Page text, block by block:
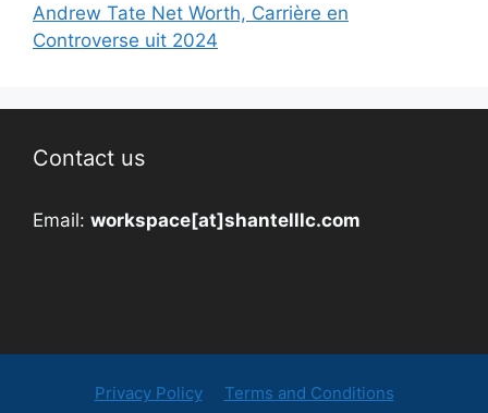
Andrew Tate Net Worth, Carrière en
Controverse uit 2024
Contact us
Email: workspace[at]shantelllc.com
Privacy Policy Terms and Conditions